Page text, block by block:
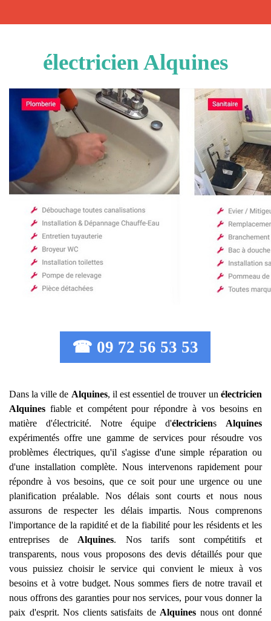
électricien Alquines
☎ 09 72 56 53 53
Dans la ville de Alquines, il est essentiel de trouver un électricien
Alquines fiable et compétent pour répondre à vos besoins en
matière d'électricité. Notre équipe d'électriciens Alquines
expérimentés offre une gamme de services pour résoudre vos
problèmes électriques, qu'il s'agisse d'une simple réparation ou
d'une installation complète. Nous intervenons rapidement pour
répondre à vos besoins, que ce soit pour une urgence ou une
planification préalable. Nos délais sont courts et nous nous
assurons de respecter les délais impartis. Nous comprenons
l'importance de la rapidité et de la fiabilité pour les résidents et les
entreprises de Alquines. Nos tarifs sont compétitifs et
transparents, nous vous proposons des devis détaillés pour que
vous puissiez choisir le service qui convient le mieux à vos
besoins et à votre budget. Nous sommes fiers de notre travail et
nous offrons des garanties pour nos services, pour vous donner la
paix d'esprit. Nos clients satisfaits de Alquines nous ont donné